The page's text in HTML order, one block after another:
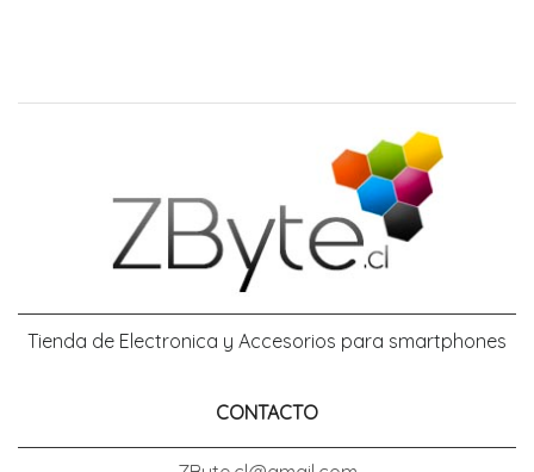
Tienda de Electronica y Accesorios para smartphones
CONTACTO